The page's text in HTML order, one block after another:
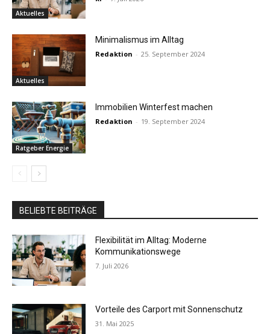
Aktuelles
Aktuelles
Minimalismus im Alltag
Redaktion - 25. September 2024
Ratgeber Energie
Immobilien Winterfest machen
Redaktion - 19. September 2024
BELIEBTE BEITRÄGE
Flexibilität im Alltag: Moderne
Kommunikationswege
7. Juli 2026
Vorteile des Carport mit Sonnenschutz
31. Mai 2025